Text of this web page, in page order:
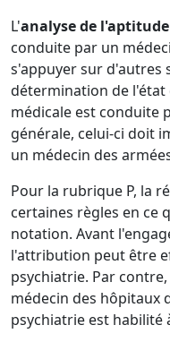
L'analyse de
conduite par un
s'appuyer sur d'autres
détermination de l'état
médicale est conduite
générale, celui-ci doit
un médecin des
Pour la rubrique P, la
certaines règles en ce
notation. Avant
l'attribution peut être
psychiatrie. Par
médecin des hôpitaux
psychiatrie est habilité